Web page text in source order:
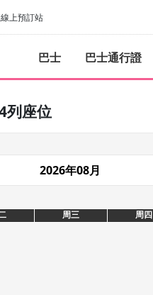
上預訂站
巴士 巴士通行證
列座位
2026年08月
周三 周四